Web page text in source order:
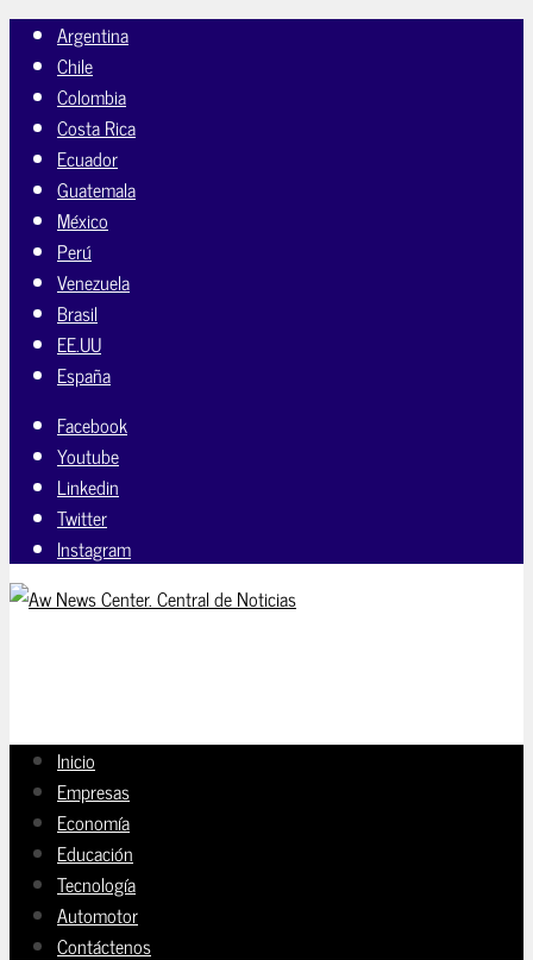
Argentina
Chile
Colombia
Costa Rica
Ecuador
Guatemala
México
Perú
Venezuela
Brasil
EE.UU
España
Facebook
Youtube
Linkedin
Twitter
Instagram
Inicio
Empresas
Economía
Educación
Tecnología
Automotor
Contáctenos